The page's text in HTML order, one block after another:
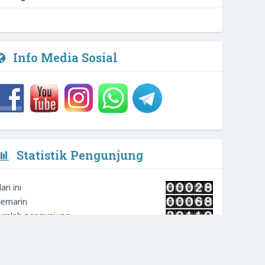
2 / 4
NIPD :
Info Media Sosial
Statistik Pengunjung
ini
pengunjung